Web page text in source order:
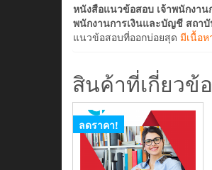
หนังสือแนวข้อสอบ เจ้าพนักงา
พนักงานการเงินและบัญชี สถา
แนวข้อสอบที่ออกบ่อยสุด มีเนื้อ
สินค้าที่เกี่ยวข้
ลดราคา!